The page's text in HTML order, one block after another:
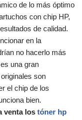
de lo más óptimo
con chip HP,
de calidad.
en la
no hacerlo más
una gran
son
el chip de los
bien.
venta los tóner hp